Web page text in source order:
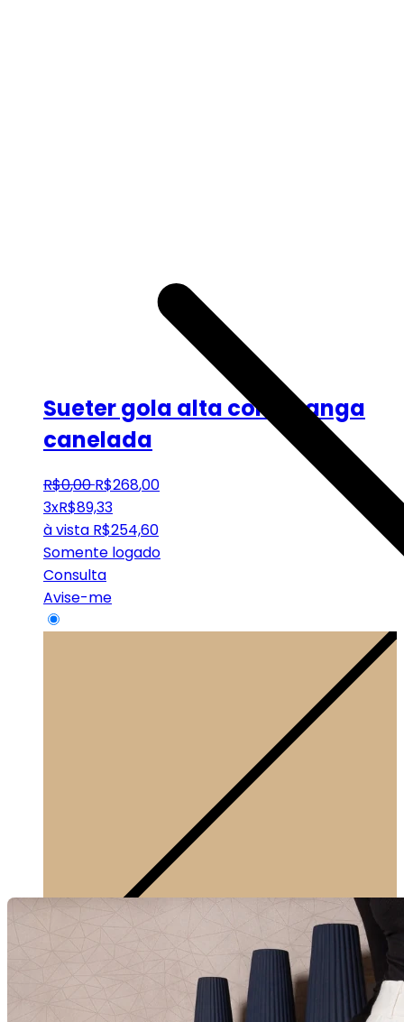
Sueter gola alta com manga
canelada
R$0,00 R$268,00
3xR$89,33
à vista R$254,60
Somente logado
Consulta
Avise-me